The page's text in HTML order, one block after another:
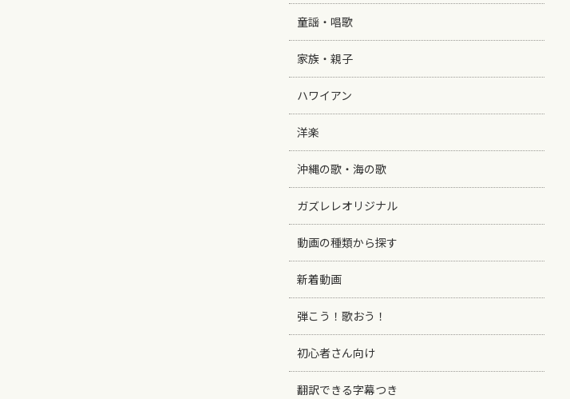
童謡・唱歌
家族・親子
ハワイアン
洋楽
沖縄の歌・海の歌
ガズレレオリジナル
動画の種類から探す
新着動画
弾こう！歌おう！
初心者さん向け
翻訳できる字幕つき